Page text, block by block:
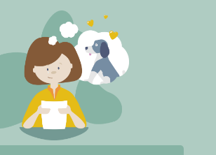
Créer un mémorial